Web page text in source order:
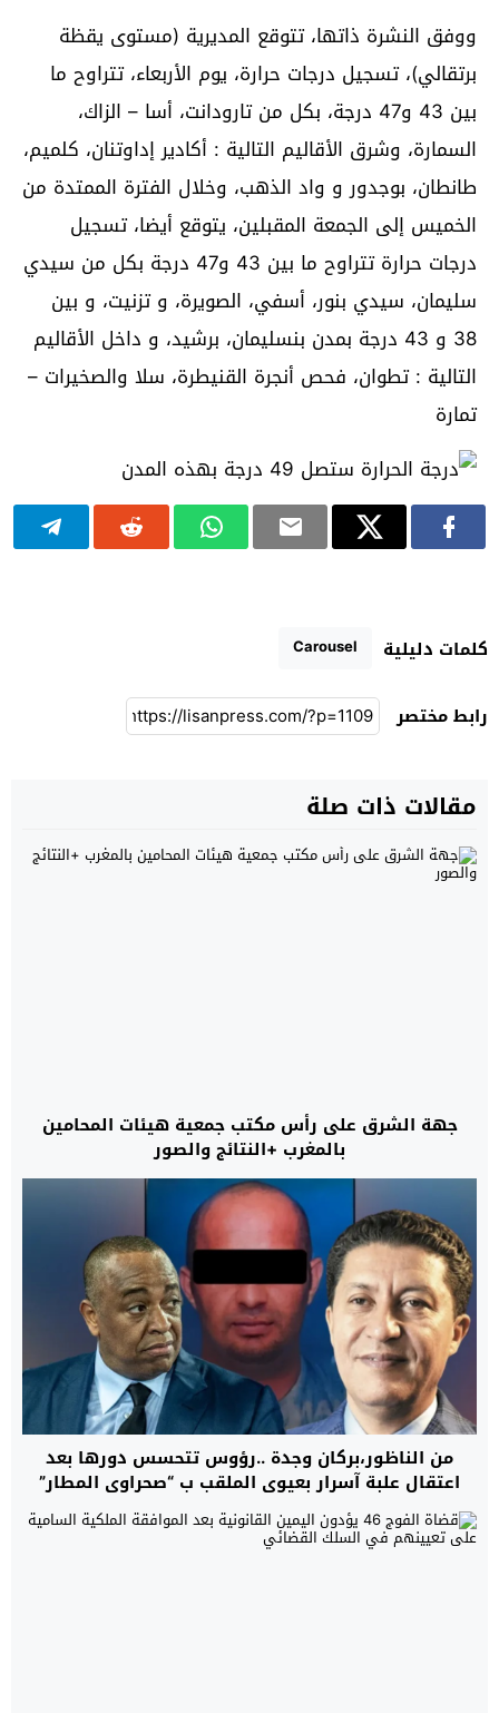
ووفق النشرة ذاتها، تتوقع المديرية (مستوى يقظة
برتقالي)، تسجيل درجات حرارة، يوم الأربعاء، تتراوح ما
بين 43 و47 درجة، بكل من تارودانت، أسا – الزاك،
السمارة، وشرق الأقاليم التالية : أكادير إداوتنان، كلميم،
طانطان، بوجدور و واد الذهب، وخلال الفترة الممتدة من
الخميس إلى الجمعة المقبلين، يتوقع أيضا، تسجيل
درجات حرارة تتراوح ما بين 43 و47 درجة بكل من سيدي
سليمان، سيدي بنور، أسفي، الصويرة، و تزنيت، و بين
38 و 43 درجة بمدن بنسليمان، برشيد، و داخل الأقاليم
التالية : تطوان، فحص أنجرة القنيطرة، سلا والصخيرات –
تمارة
كلمات دليلية Carousel
رابط مختصر
مقالات ذات صلة
جهة الشرق على رأس مكتب جمعية هيئات المحامين
بالمغرب +النتائج والصور
من الناظور،بركان وجدة ..رؤوس تتحسس دورها بعد
اعتقال علبة آسرار بعيوي الملقب ب “صحراوي المطار”